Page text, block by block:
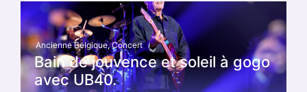
Ancienne Belgique, Concert
Bain de jouvence et soleil à gogo
avec UB40.